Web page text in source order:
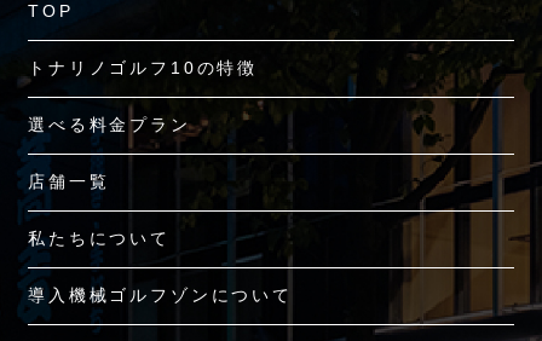
TOP
トナリノゴルフ10の特徴
選べる料金プラン
店舗一覧
私たちについて
導入機械ゴルフゾンについて